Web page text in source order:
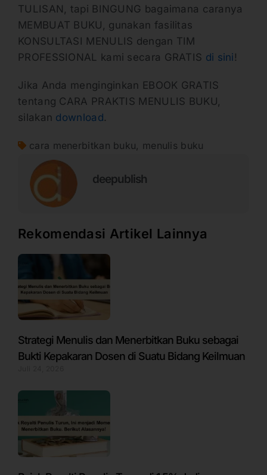
TULISAN, tapi BINGUNG bagaimana caranya
MEMBUAT BUKU, gunakan fasilitas
KONSULTASI MENULIS dengan TIM
PROFESSIONAL kami secara GRATIS di sini !
Jika Anda menginginkan EBOOK GRATIS
tentang CARA PRAKTIS MENULIS BUKU,
silakan download.
cara menerbitkan buku menulis buku
deepublish
Rekomendasi Artikel Lainnya
Strategi Menulis dan Menerbitkan Buku sebagai
Bukti Kepakaran Dosen di Suatu Bidang Keilmuan